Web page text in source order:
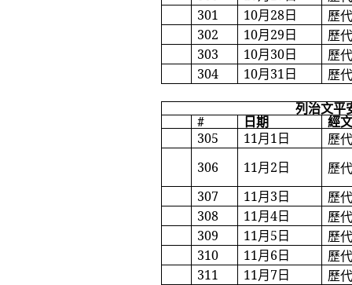
301
10月28日
歷
302
10月29日
歷
303
10月30日
歷
304
10月31日
歷
列治文平
# 日期
經
305
11月1日
歷
306
11月2日
歷
307
11月3日
歷
308
11月4日
歷
309
11月5日
歷
310
11月6日
歷
311
11月7日
歷